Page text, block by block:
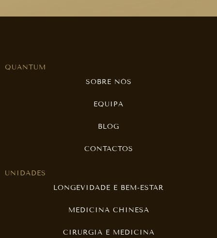
QUANTUM
SOBRE NÓS
EQUIPA
BLOG
CONTACTOS
UNIDADES
LONGEVIDADE E BEM-ESTAR
MEDICINA CHINESA
CIRURGIA E MEDICINA